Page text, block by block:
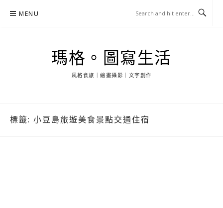
MENU
瑪格。圖寫生活
風格食旅｜繪畫攝影｜文字創作
標籤: 小豆島旅遊美食景點交通住宿